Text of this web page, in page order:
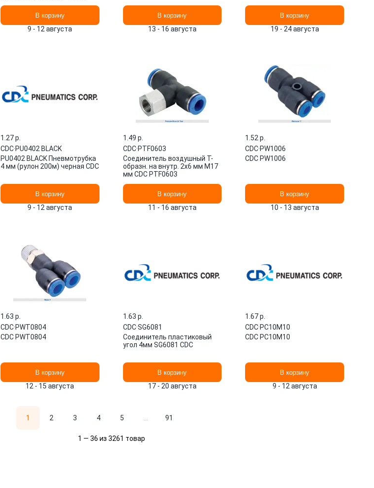
В корзину
9 - 12 августа
В корзину
13 - 16 августа
В корзину
19 - 24 августа
1.27 p.
CDC·PU0402 BLACK
PU0402 BLACK Пневмотрубка
4 мм (рулон 200м) черная CDC
В корзину
9 - 12 августа
1.49 p.
CDC·PTF0603
Соединитель воздушный T-
образн. на внутр. 2х6 мм M17
мм CDC PTF0603
В корзину
11 - 16 августа
1.52 p.
CDC·PW1006
CDC PW1006
В корзину
10 - 13 августа
1.63 p.
CDC·PWT0804
CDC PWT0804
В корзину
12 - 15 августа
1.63 p.
CDC·SG6081
Соединитель пластиковый
угол 4мм SG6081 CDC
В корзину
17 - 20 августа
1.67 p.
CDC·PC10M10
CDC PC10M10
В корзину
9 - 12 августа
1 2 3 4 5 91
1 — 36 из 3261 товар